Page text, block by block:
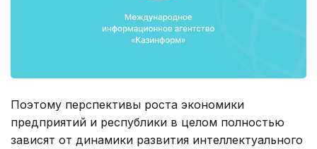
Поэтому перспективы роста экономики
предприятий и республики в целом полностью
зависят от динамики развития интеллектуального